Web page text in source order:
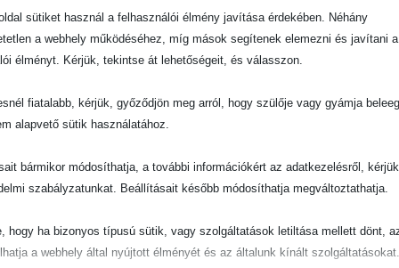
sütiket használ a felhasználói élmény javítása érdekében. Néhány
a webhely működéséhez, míg mások segítenek elemezni és javítani a
élményt. Kérjük, tekintse át lehetőségeit, és válasszon.
fiatalabb, kérjük, győződjön meg arról, hogy szülője vagy gyámja
alapvető sütik használatához.
bármikor módosíthatja, a további információkért az adatkezelésről,
szabályzatunkat. Beállításait később módosíthatja megváltoztathatja.
hogy ha bizonyos típusú sütik, vagy szolgáltatások letiltása mellett dönt,
a webhely által nyújtott élményét és az általunk kínált szolgáltatásokat.